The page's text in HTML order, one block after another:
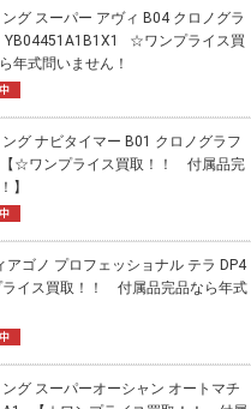
グ スーパー アヴィ B04 クロノグラ
YB04451A1B1X1 ☆ワンプライス買
年式問いません！
ング ナビタイマー B01 クロノグラフ
☆ワンプライス買取！！ 付属品完
】
アゴノ プロフェッショナル テラ DP4
イス買取！！ 付属品完品なら年式
グ スーパーオーシャン オートマチ